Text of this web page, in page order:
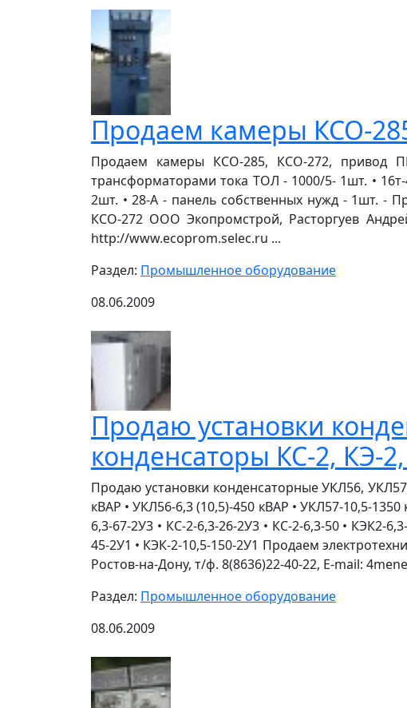
Продаем камеры КСО-
Продаем камеры КСО-285, КСО-272, привод
трансформаторами тока ТОЛ - 1000/5- 1шт. •
2шт. • 28-А - панель собственных нужд - 1шт. -
КСО-272 ООО Экопромстрой, Расторгуев
http://www.ecoprom.selec.ru ...
Раздел: Промышленное оборудование
08.06.2009
Продаю установки
конденсаторы КС-2, КЭ-
Продаю установки конденсаторные УКЛ56,
кВАР • УКЛ56-6,3 (10,5)-450 кВАР • УКЛ57-10,5-
6,3-67-2У3 • КС-2-6,3-26-2У3 • КС-2-6,3-50 • КЭК2-
45-2У1 • КЭК-2-10,5-150-2У1 Продаем
Ростов-на-Дону, т/ф. 8(8636)22-40-22, E-mail:
Раздел: Промышленное оборудование
08.06.2009